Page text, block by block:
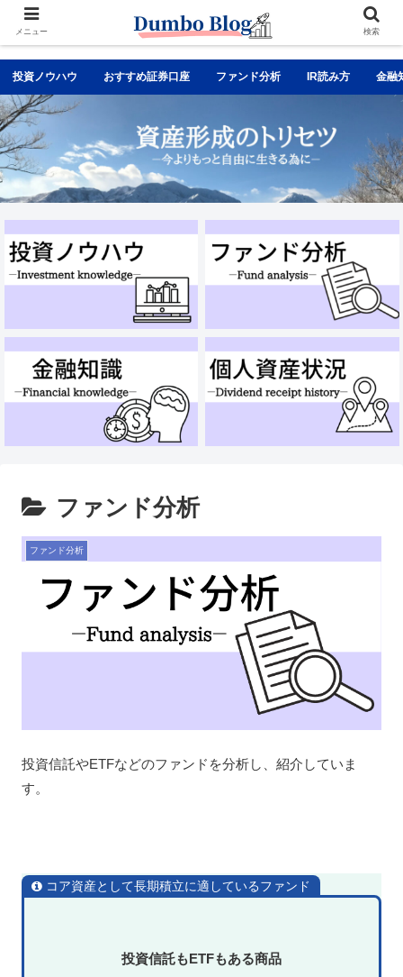
投資ノウハウ おすすめ証券口座 ファンド分析 IR読み方 金融
ファンド分析
ファンド分析
投資信託やETFなどのファンドを分析し、紹介していま
す。
コア資産として長期積立に適しているファンド
投資信託もETFもある商品
メニュー 検索